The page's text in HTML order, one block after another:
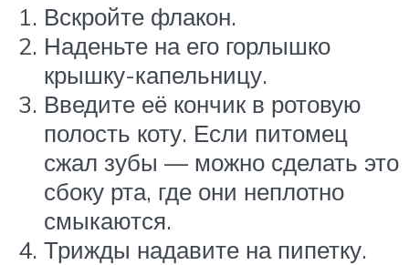
Вскройте флакон.
Наденьте на его горлышко
крышку-капельницу.
Введите её кончик в ротовую
полость коту. Если питомец
сжал зубы — можно сделать это
сбоку рта, где они неплотно
смыкаются.
Трижды надавите на пипетку.